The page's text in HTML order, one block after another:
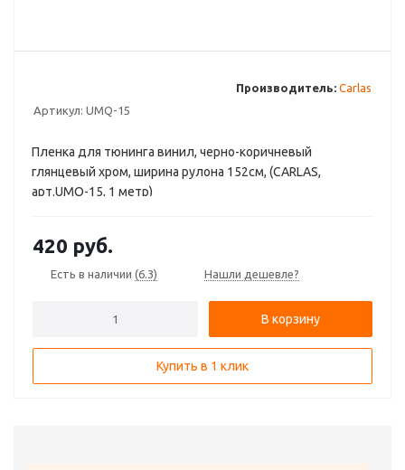
Артикул: UMQ-15
Производитель: Carlas
Пленка для тюнинга винил, черно-коричневый
глянцевый хром, ширина рулона 152см, (CARLAS,
арт.UMQ-15, 1 метр)
420 руб.
Есть в наличии (6.3) Нашли дешевле?
В корзину
Купить в 1 клик